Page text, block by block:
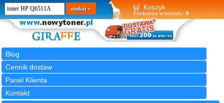
Koszyk
Produktów w koszyku: 0
Blog
Cennik dostaw
Panel Klienta
Kontakt
Wyszukiwarka
szukaj